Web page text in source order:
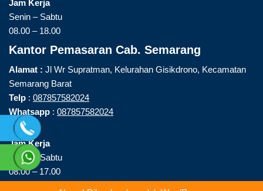
Jam Kerja
Senin – Sabtu
08.00 – 18.00
Kantor Pemasaran Cab. Semarang
Alamat : Jl Wr Supratman, Kelurahan Gisikdrono, Kecamatan
Semarang Barat
Telp : 087857582024
Whatsapp : 087857582024
Jam Kerja
Senin – Sabtu
08.00 – 17.00